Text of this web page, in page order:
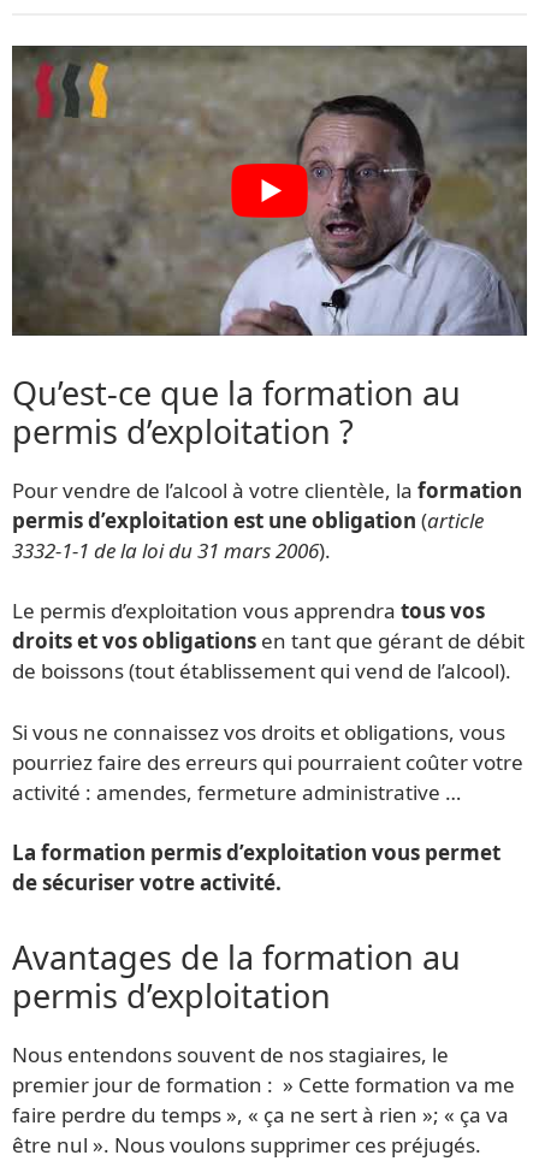
Qu’est-ce que la formation au
permis d’exploitation ?
Pour vendre de l’alcool à votre clientèle, la formation
permis d’exploitation est une obligation (article
3332-1-1 de la loi du 31 mars 2006).
Le permis d’exploitation vous apprendra tous vos
droits et vos obligations en tant que gérant de débit
de boissons (tout établissement qui vend de l’alcool).
Si vous ne connaissez vos droits et obligations, vous
pourriez faire des erreurs qui pourraient coûter votre
activité : amendes, fermeture administrative …
La formation permis d’exploitation vous permet
de sécuriser votre activité.
Avantages de la formation au
permis d’exploitation
Nous entendons souvent de nos stagiaires, le
premier jour de formation : » Cette formation va me
faire perdre du temps », « ça ne sert à rien »; « ça va
être nul ». Nous voulons supprimer ces préjugés.